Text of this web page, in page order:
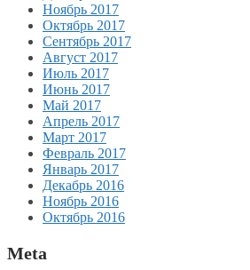
Ноябрь 2017
Октябрь 2017
Сентябрь 2017
Август 2017
Июль 2017
Июнь 2017
Май 2017
Апрель 2017
Март 2017
Февраль 2017
Январь 2017
Декабрь 2016
Ноябрь 2016
Октябрь 2016
Meta